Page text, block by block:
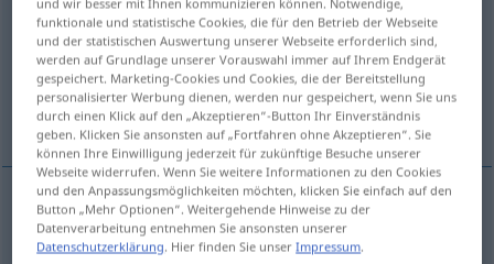
Übersicht aller Übersetzungen
(Für mehr Details die Übersetzung anklicken/antippen)
προνοητικότητα
προνοητικότηταf Weitblick
funktionale und statistische Cookies, die für den Betrieb der Webseite
und der statistischen Auswertung unserer Webseite erforderlich sind,
werden auf Grundlage unserer Vorauswahl immer auf Ihrem Endgerät
gespeichert. Marketing-Cookies und Cookies, die der Bereitstellung
personalisierter Werbung dienen, werden nur gespeichert, wenn Sie uns
durch einen Klick auf den „Akzeptieren“-Button Ihr Einverständnis
geben. Klicken Sie ansonsten auf „Fortfahren ohne Akzeptieren“. Sie
können Ihre Einwilligung jederzeit für zukünftige Besuche unserer
Webseite widerrufen. Wenn Sie weitere Informationen zu den Cookies
und den Anpassungsmöglichkeiten möchten, klicken Sie einfach auf den
Button „Mehr Optionen“. Weitergehende Hinweise zu der
Datenverarbeitung entnehmen Sie ansonsten unserer
Datenschutzerklärung . Hier finden Sie unserImpressum